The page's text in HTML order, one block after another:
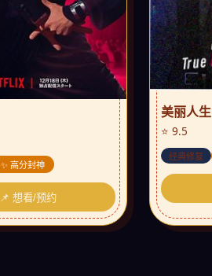
✨ 高分封神
📌 想看/预约
美丽人生
⭐ 9.5
经典修复